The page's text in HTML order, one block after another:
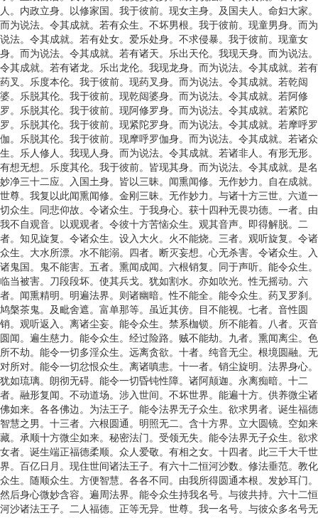
人。内政立身。以修家国。我于彼前。现女主身。及国夫人。命妇大家。
而为说法。令其成就。若有众生。不坏男根。我于彼前。现童男身。而为
说法。令其成就。若有处女。爱乐处身。不求侵暴。我于彼前。现童女
身。而为说法。令其成就。若有诸天。乐出天伦。我现天身。而为说法。
令其成就。若有诸龙。乐出龙伦。我现龙身。而为说法。令其成就。若有
药叉。乐度本伦。我于彼前。现药叉身。而为说法。令其成就。若乾闼
婆。乐脱其伦。我于彼前。现乾闼婆身。而为说法。令其成就。若阿修
罗。乐脱其伦。我于彼前。现阿修罗身。而为说法。令其成就。若紧陀
罗。乐脱其伦。我于彼前。现紧陀罗身。而为说法。令其成就。若摩呼罗
伽。乐脱其伦。我于彼前。现摩呼罗伽身。而为说法。令其成就。若诸众
生。乐人修人。我现人身。而为说法。令其成就。若诸非人。有形无形。
有想无想。乐度其伦。我于彼前。皆现其身。而为说法。令其成就。是名
妙净三十二应。入国土身。皆以三昧。闻熏闻修。无作妙力。自在成就。
世尊。我复以此闻熏闻修。金刚三昧。无作妙力。与诸十方三世。六道一
切众生。同悲仰故。令诸众生。于我身心。获十四种无畏功德。一者。由
我不自观音。以观观者。令彼十方苦恼众生。观其音声。即得解脱。二
者。知见旋复。令诸众生。设入大火。火不能烧。三者。观听旋复。令诸
众生。大水所漂。水不能溺。四者。断灭妄想。心无杀害。令诸众生。入
诸鬼国。鬼不能害。五者。熏闻成闻。六根销复。同于声听。能令众生。
临当被害。刀段段坏。使其兵戈。犹如割水。亦如吹光。性无摇动。六
者。闻熏精明。明遍法界。则诸幽暗。性不能全。能令众生。药叉罗刹。
鸠槃茶鬼。及毗舍遮。富单那等。虽近其傍。目不能视。七者。音性圆
销。观听返入。离诸尘妄。能令众生。禁系枷锁。所不能着。八者。灭音
圆闻。遍生慈力。能令众生。经过险路。贼不能劫。九者。熏闻离尘。色
所不劫。能令一切多淫众生。远离贪欲。十者。纯音无尘。根境圆融。无
对所对。能令一切忿恨众生。离诸嗔恚。十一者。销尘旋明。法界身心。
犹如琉璃。朗彻无碍。能令一切昏钝性障。诸阿颠迦。永离痴暗。十二
者。融形复闻。不动道场。涉入世间。不坏世界。能遍十方。供养微尘诸
佛如来。各各佛边。为法王子。能令法界无子众生。欲求男者。诞生福德
智慧之男。十三者。六根圆通。明照无二。含十方界。立大圆镜。空如来
藏。承顺十方微尘如来。秘密法门。受领无失。能令法界无子众生。欲求
女者。诞生端正福德柔顺。众人爱敬。有相之女。十四者。此三千大千世
界。百亿日月。现住世间诸法王子。有六十二恒河沙数。修法垂范。教化
众生。随顺众生。方便智慧。各各不同。由我所得圆通本根。发妙耳门。
然后身心微妙含容。遍周法界。能令众生持我名号。与彼共持。六十二恒
河沙诸法王子。二人福德。正等无异。世尊。我一名号。与彼众多名号无